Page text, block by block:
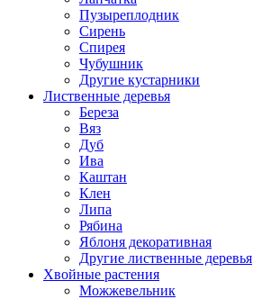
Пузыреплодник
Сирень
Спирея
Чубушник
Другие кустарники
Лиственные деревья
Береза
Вяз
Дуб
Ива
Каштан
Клен
Липа
Рябина
Яблоня декоративная
Другие лиственные деревья
Хвойные растения
Можжевельник